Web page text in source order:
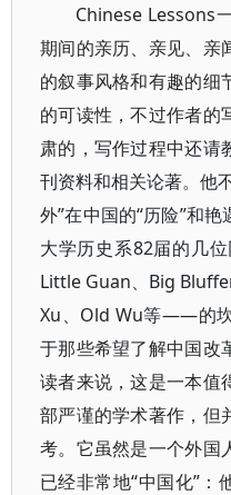
Chinese Lessons
期间的亲历、亲见、亲
的叙事风格和有趣的细
的可读性，不过作者的
肃的，写作过程中还请
刊资料和相关论著。他
外”在中国的“历险”和
大学历史系82届的几
Little Guan、Big
Xu、Old Wu等——的
于那些希望了解中国改
读者来说，这是一本值
部严谨的学术著作，但
考。它虽然是一个外国
已经非常地“中国化”：